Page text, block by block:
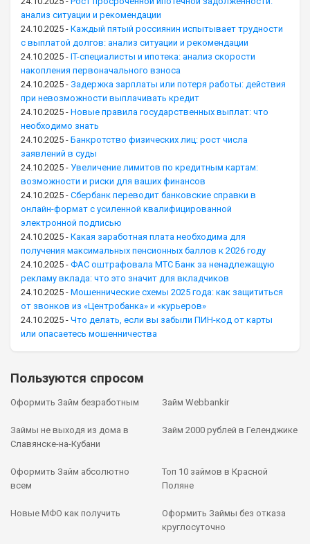
анализ ситуации и рекомендации
24.10.2025 - Каждый пятый россиянин испытывает трудности
с выплатой долгов: анализ ситуации и рекомендации
24.10.2025 - IT-специалисты и ипотека: анализ скорости
накопления первоначального взноса
24.10.2025 - Задержка зарплаты или потеря работы: действия
при невозможности выплачивать кредит
24.10.2025 - Новые правила государственных выплат: что
необходимо знать
24.10.2025 - Банкротство физических лиц: рост числа
заявлений в суды
24.10.2025 - Увеличение лимитов по кредитным картам:
возможности и риски для ваших финансов
24.10.2025 - Сбербанк переводит банковские справки в
онлайн-формат с усиленной квалифицированной
электронной подписью
24.10.2025 - Какая заработная плата необходима для
получения максимальных пенсионных баллов к 2026 году
24.10.2025 - ФАС оштрафовала МТС Банк за ненадлежащую
рекламу вклада: что это значит для вкладчиков
24.10.2025 - Мошеннические схемы 2025 года: как защититься
от звонков из «Центробанка» и «курьеров»
24.10.2025 - Что делать, если вы забыли ПИН-код от карты
или опасаетесь мошенничества
Пользуются спросом
Оформить Займ безработным Займ Webbankir
Займы не выходя из дома в
Славянске-на-Кубани
Займ 2000 рублей в Геленджике
Оформить Займ абсолютно
всем
Топ 10 займов в Красной
Поляне
Новые МФО как получить
Оформить Займы без отказа
круглосуточно